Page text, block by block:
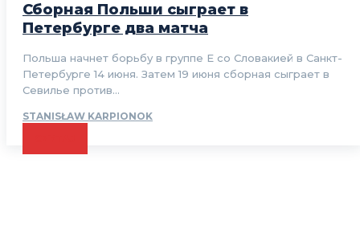
Сборная Польши сыграет в
Петербурге два матча
Польша начнет борьбу в группе Е со Словакией в Санкт-
Петербурге 14 июня. Затем 19 июня сборная сыграет в
Севилье против...
STANISŁAW KARPIONOK